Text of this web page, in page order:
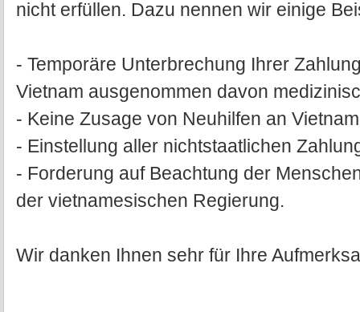
nicht erfüllen. Dazu nennen wir einige
- Temporäre Unterbrechung Ihrer
Vietnam ausgenommen davon
- Keine Zusage von Neuhilfen an
- Einstellung aller nichtstaatlichen
- Forderung auf Beachtung der
der vietnamesischen Regierung.
Wir danken Ihnen sehr für Ihre